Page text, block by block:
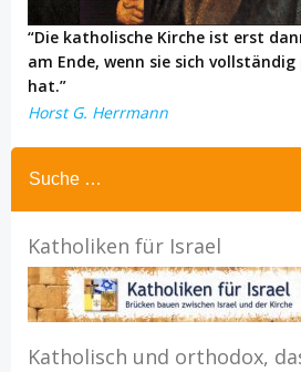
“Die katholische Kirche ist erst
am Ende, wenn sie sich
hat.”
Horst G. Herrmann
Katholiken für Israel
Katholisch und orthodox,